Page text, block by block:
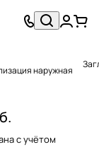
наружная
с учётом